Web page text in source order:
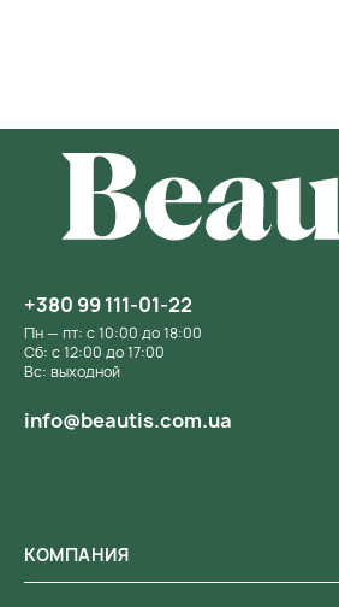
КОМПАНИЯ
+380 99 111-01-22
Пн — пт: с 10:00 до 18:00
Сб: с 12:00 до 17:00
Вс: выходной
info@beautis.com.ua